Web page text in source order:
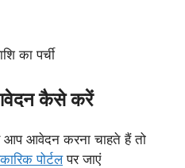
का पर्ची
कैसे करें
आप आवेदन करना चाहते हैं तो
पोर्टलपर जाएं